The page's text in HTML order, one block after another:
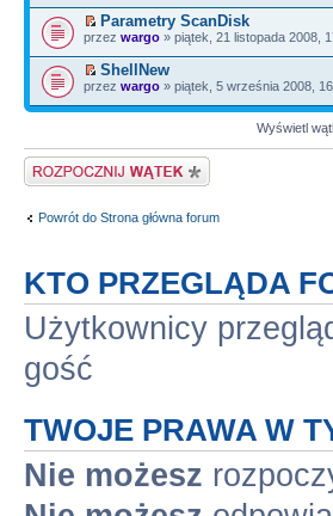
Parametry ScanDisk
przez wargo » piątek, 21 listopada 2008,
ShellNew
przez wargo » piątek, 5 września 2008,
Wyświetl
Napisz wątek
Powrót do Strona główna forum
KTO PRZEGLĄDA
Użytkownicy
gość
TWOJE PRAWA W
Nie możesz